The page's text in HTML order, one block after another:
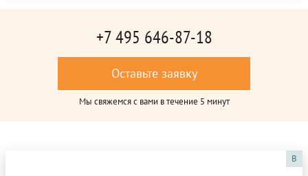
+7 495 646-87-18
Оставьте заявку
Мы свяжемся с вами в течение 5 минут
B